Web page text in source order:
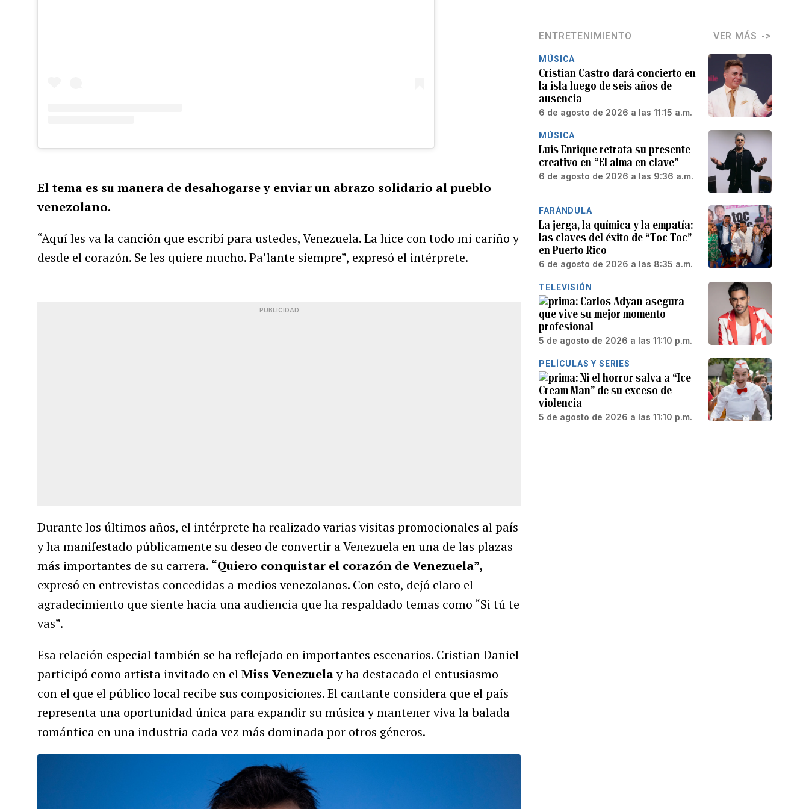
El tema es su manera de desahogarse y enviar un abrazo solidario al pueblo
venezolano.
“Aquí les va la canción que escribí para ustedes, Venezuela. La hice con todo mi cariño y
desde el corazón. Se les quiere mucho. Pa’lante siempre”, expresó el intérprete.
PUBLICIDAD
Durante los últimos años, el intérprete ha realizado varias visitas promocionales al país
y ha manifestado públicamente su deseo de convertir a Venezuela en una de las plazas
más importantes de su carrera. “Quiero conquistar el corazón de Venezuela”,
expresó en entrevistas concedidas a medios venezolanos. Con esto, dejó claro el
agradecimiento que siente hacia una audiencia que ha respaldado temas como “Si tú te
vas”.
Esa relación especial también se ha reflejado en importantes escenarios. Cristian Daniel
participó como artista invitado en elMiss Venezuelay ha destacado el entusiasmo
con el que el público local recibe sus composiciones. El cantante considera que el país
representa una oportunidad única para expandir su música y mantener viva la balada
romántica en una industria cada vez más dominada por otros géneros.
ENTRETENIMIENTO VER MÁS
MÚSICA
Cristian Castro dará concierto en
la isla luego de seis años de
ausencia
6 de agosto de 2026 a las 11:15 a.m.
MÚSICA
Luis Enrique retrata su presente
creativo en “El alma en clave”
6 de agosto de 2026 a las 9:36 a.m.
FARÁNDULA
La jerga, la química y la empatía:
las claves del éxito de “Toc Toc”
en Puerto Rico
6 de agosto de 2026 a las 8:35 a.m.
TELEVISIÓN
Carlos Adyan asegura
que vive su mejor momento
profesional
5 de agosto de 2026 a las 11:10 p.m.
PELÍCULAS Y SERIES
Ni el horror salva a “Ice
Cream Man” de su exceso de
violencia
5 de agosto de 2026 a las 11:10 p.m.